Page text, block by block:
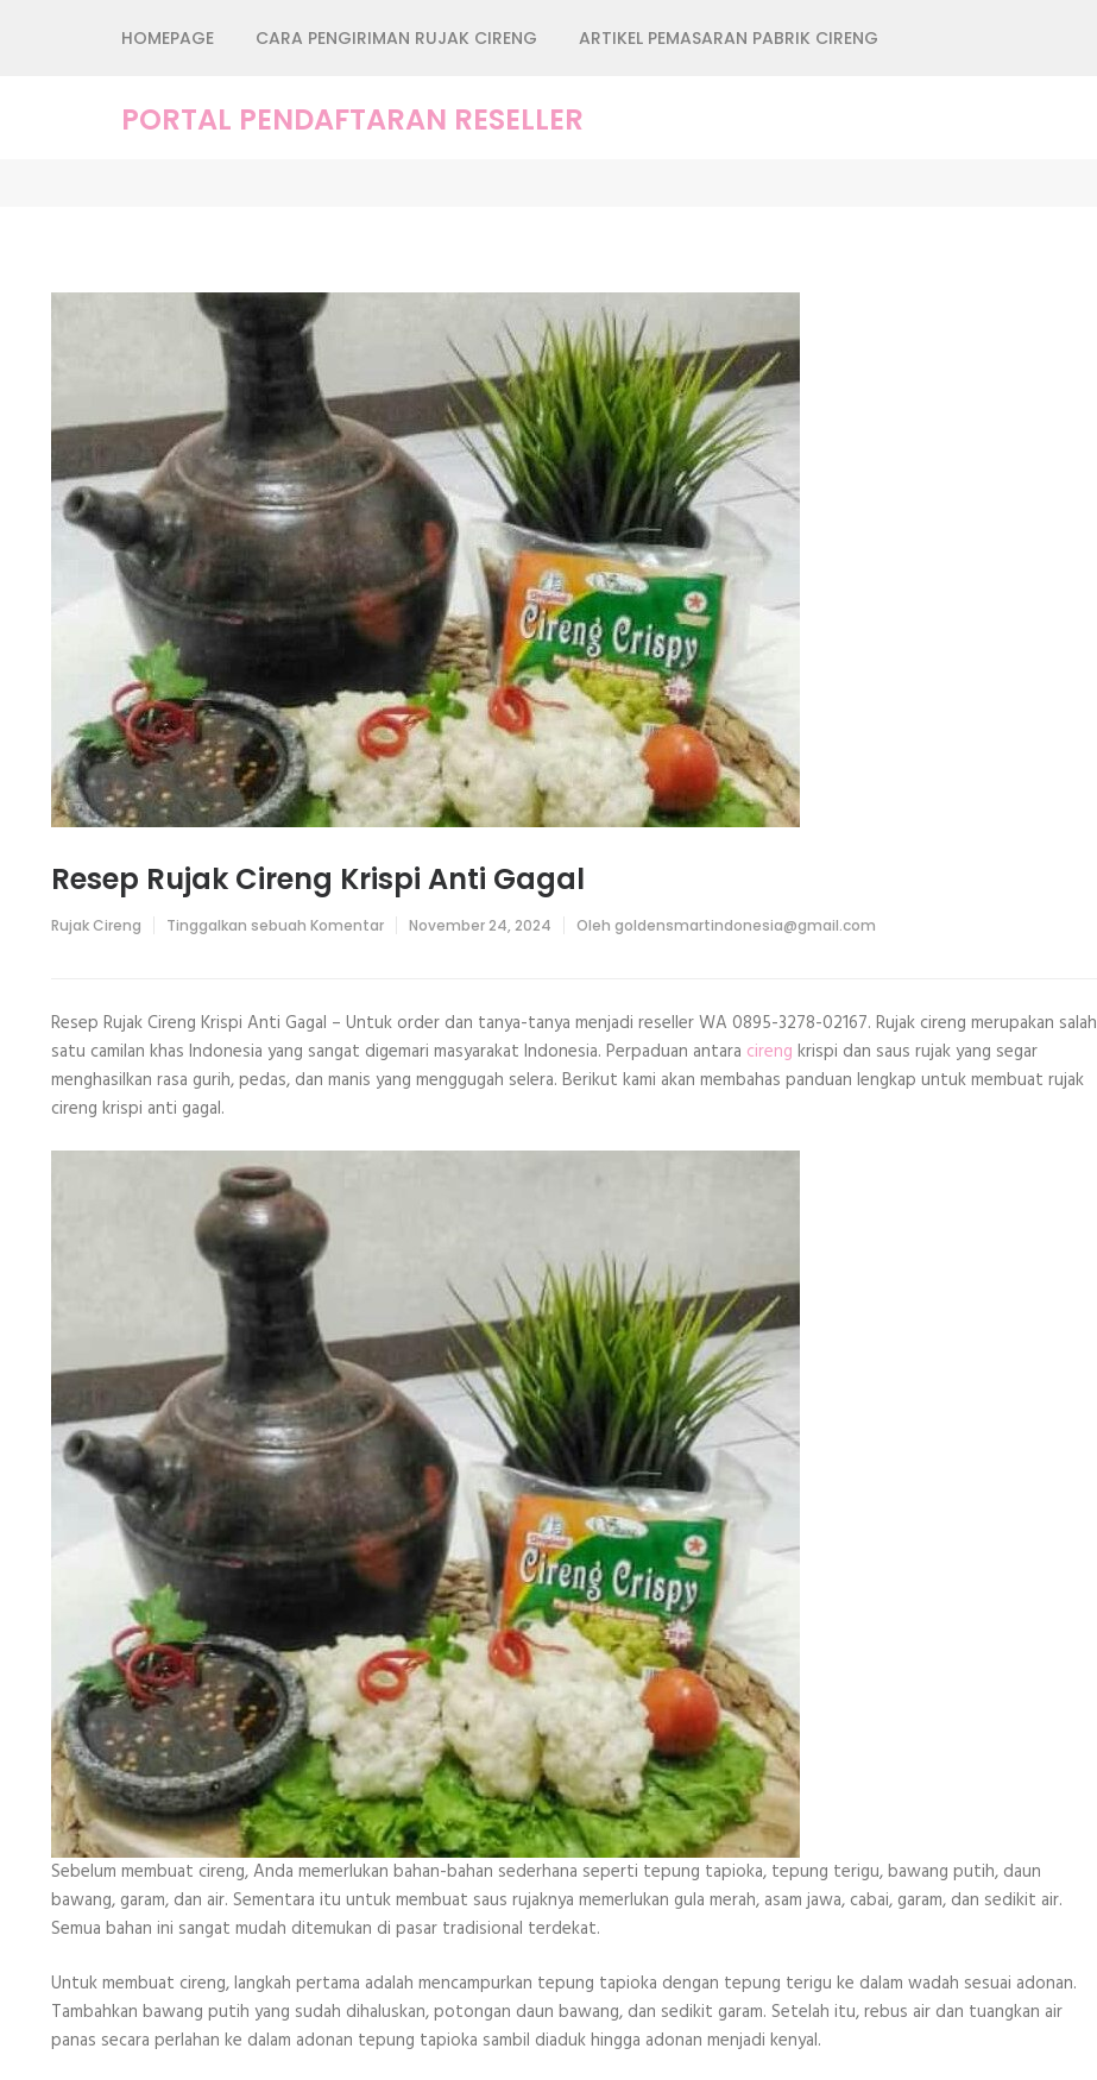
HOMEPAGE CARA PENGIRIMAN RUJAK CIRENG ARTIKEL PEMASARAN PABRIK CIRENG
PORTAL PENDAFTARAN RESELLER
Resep Rujak Cireng Krispi Anti Gagal
Rujak Cireng Tinggalkan sebuah Komentarpada
Anti
Gagal
November 24, 2024 Oleh goldensmartindonesia@gmail.com
Resep Rujak Cireng Krispi Anti Gagal – Untuk order dan tanya-tanya menjadi reseller WA 0895-3278-02167. Rujak cireng merupakan salah
satu camilan khas Indonesia yang sangat digemari masyarakat Indonesia. Perpaduan antara cireng krispi dan saus rujak yang segar
menghasilkan rasa gurih, pedas, dan manis yang menggugah selera. Berikut kami akan membahas panduan lengkap untuk membuat rujak
cireng krispi anti gagal.
Sebelum membuat cireng, Anda memerlukan bahan-bahan sederhana seperti tepung tapioka, tepung terigu, bawang putih, daun
bawang, garam, dan air. Sementara itu untuk membuat saus rujaknya memerlukan gula merah, asam jawa, cabai, garam, dan sedikit air.
Semua bahan ini sangat mudah ditemukan di pasar tradisional terdekat.
Untuk membuat cireng, langkah pertama adalah mencampurkan tepung tapioka dengan tepung terigu ke dalam wadah sesuai adonan.
Tambahkan bawang putih yang sudah dihaluskan, potongan daun bawang, dan sedikit garam. Setelah itu, rebus air dan tuangkan air
panas secara perlahan ke dalam adonan tepung tapioka sambil diaduk hingga adonan menjadi kenyal.